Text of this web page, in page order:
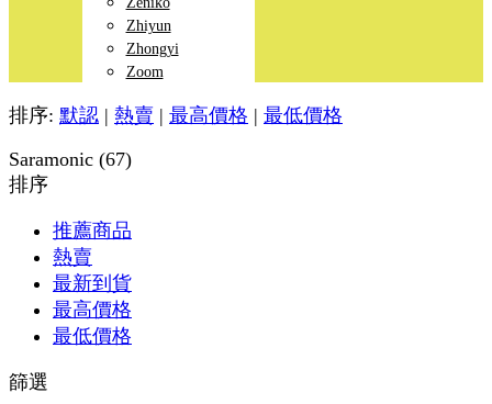
Zhiyun
Zhongyi
Zoom
排序: 默認 | 熱賣 | 最高價格 | 最低價格
Saramonic (67)
排序
推薦商品
熱賣
最新到貨
最高價格
最低價格
篩選